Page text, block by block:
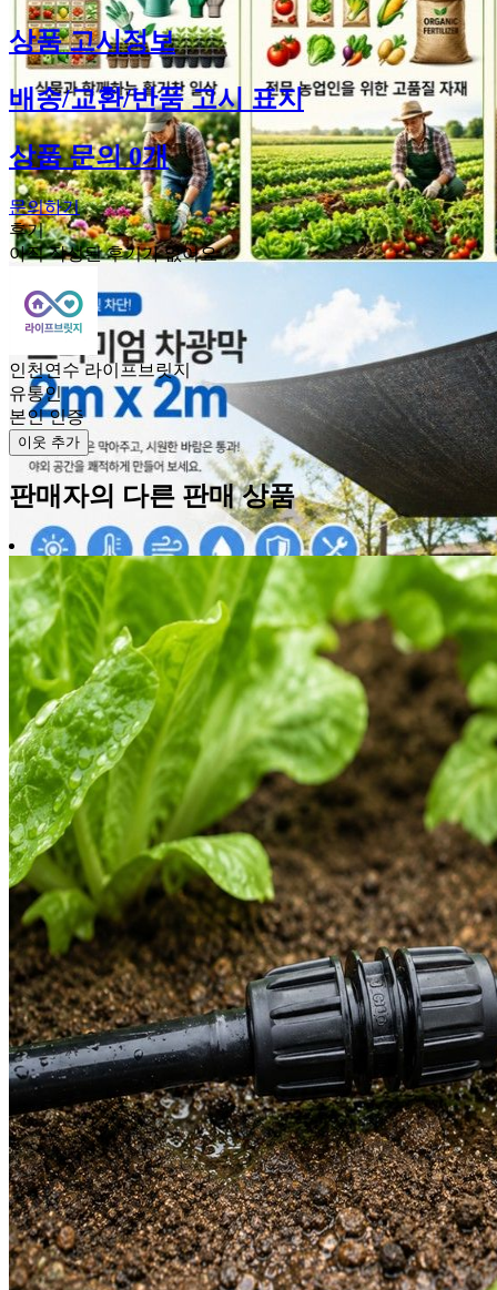
상품 고시정보
배송/교환/반품 고시 표지
상품 문의 0개
문의하기
후기
아직 작성된 후기가 없어요
인천연수 라이프브릿지
유통인
본인 인증
이웃 추가
판매자의 다른 판매 상품